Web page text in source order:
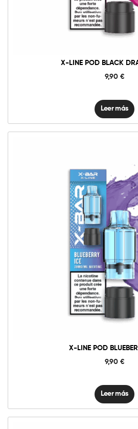
X-LINE POD BLACK
9,90 €
Leer más
X-LINE POD
9,90 €
Leer más